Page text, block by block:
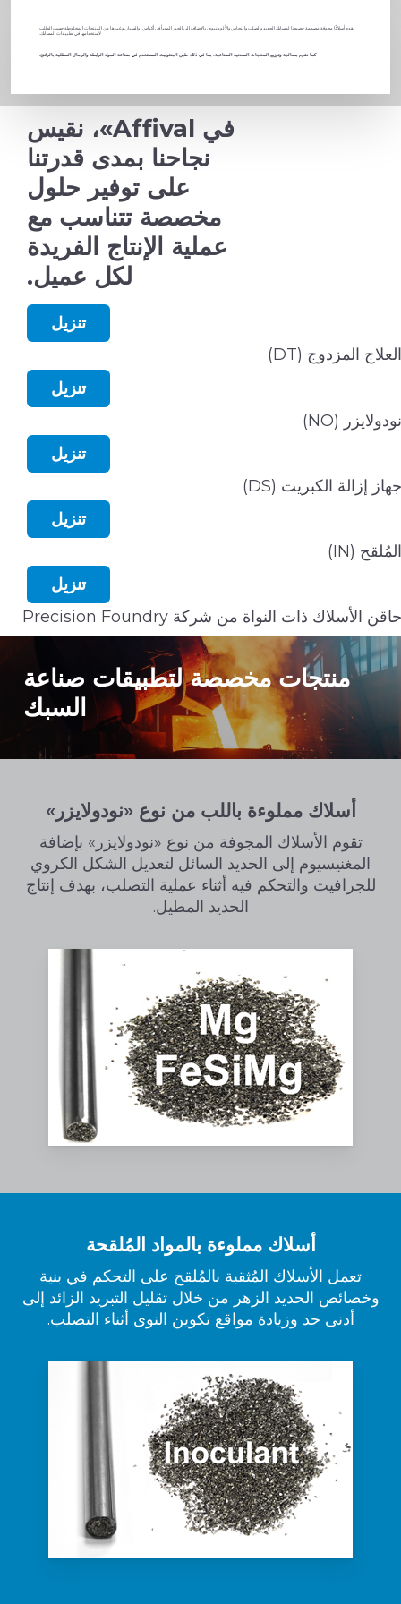
نقدم أسلاكًا مجوفة مصممة خصيصًا لمسابك الحديد والصلب والنحاس والألومنيوم، بالإضافة إلى الجير المعبأ في أكياس، والسبار، وغيرها من المنتجات المخلوطة حسب الطلب
لاستخدامها في تطبيقات المسابك.
كما نقوم بمعالجة وتوزيع المنتجات المعدنية الصناعية، بما في ذلك طين البنتونيت المستخدم في صناعة المواد الرابطة والرمال المطلية بالراتنج.
في Affival»، نقيس
نجاحنا بمدى قدرتنا
على توفير حلول
مخصصة تتناسب مع
عملية الإنتاج الفريدة
لكل عميل.
تنزيل
العلاج المزدوج (DT)
تنزيل
نودولايزر (NO)
تنزيل
جهاز إزالة الكبريت (DS)
تنزيل
المُلقح (IN)
تنزيل
حاقن الأسلاك ذات النواة من شركة Precision Foundry
منتجات مخصصة لتطبيقات صناعة
السبك
أسلاك مملوءة باللب من نوع «نودولايزر»
تقوم الأسلاك المجوفة من نوع «نودولايزر» بإضافة
المغنيسيوم إلى الحديد السائل لتعديل الشكل الكروي
للجرافيت والتحكم فيه أثناء عملية التصلب، بهدف إنتاج
الحديد المطيل.
أسلاك مملوءة بالمواد المُلقحة
تعمل الأسلاك المُثقبة بالمُلقح على التحكم في بنية
وخصائص الحديد الزهر من خلال تقليل التبريد الزائد إلى
أدنى حد وزيادة مواقع تكوين النوى أثناء التصلب.